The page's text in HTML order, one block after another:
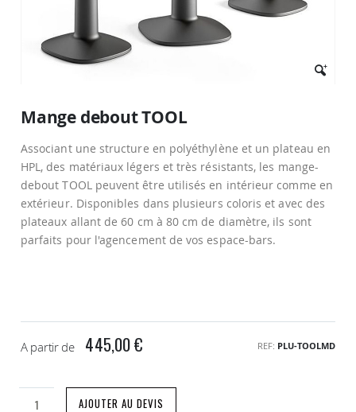
début
la
Galerie
d’images
Mange debout TOOL
Associant une structure en polyéthylène et un plateau en
HPL, des matériaux légers et très résistants, les mange-
debout TOOL peuvent être utilisés en intérieur comme en
extérieur. Disponibles dans plusieurs coloris et avec des
plateaux allant de 60 cm à 80 cm de diamètre, ils sont
parfaits pour l'agencement de vos espace-bars.
A partir de 445,00 € REF PLU-TOOLMD
AJOUTER AU DEVIS